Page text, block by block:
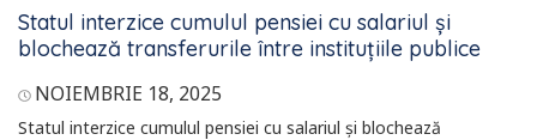
Statul interzice cumulul pensiei cu salariul și
blochează transferurile între instituțiile publice
NOIEMBRIE 18, 2025
Statul interzice cumulul pensiei cu salariul și blochează